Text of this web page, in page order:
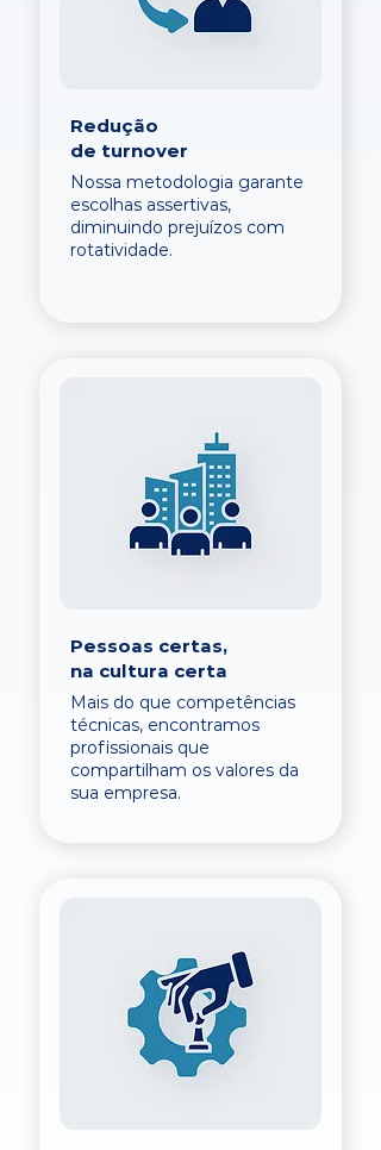
Redução
de turnover
Nossa metodologia garante
escolhas assertivas,
diminuindo prejuízos com
rotatividade.
Pessoas certas,
na cultura certa
Mais do que competências
técnicas, encontramos
profissionais que
compartilham os valores da
sua empresa.